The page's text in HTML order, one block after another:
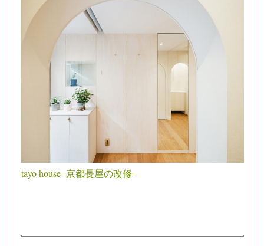
tayo house -京都長屋の改修-